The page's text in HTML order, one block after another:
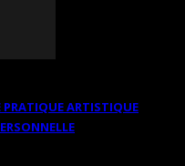
ARTISTIQUE